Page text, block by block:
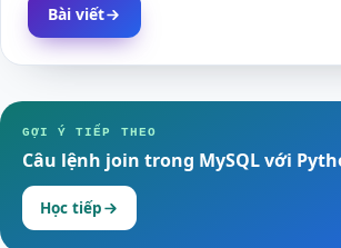
Bài viết
GỢI Ý TIẾP THEO
Câu lệnh join trong MySQL với
Học tiếp